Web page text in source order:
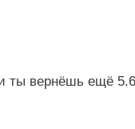
ты вернёшь ещё